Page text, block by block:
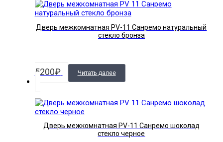
Дверь межкомнатная PV-11 Санремо натуральный
стекло бронза
5200₽ Читать далее
Дверь межкомнатная PV-11 Санремо шоколад
стекло черное